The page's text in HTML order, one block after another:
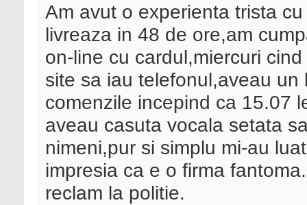
Am avut o experienta trista
livreaza in 48 de ore,am
on-line cu cardul,miercuri
site sa iau telefonul,aveau
comenzile incepind ca 15.07
aveau casuta vocala setata
nimeni,pur si simplu mi-au
impresia ca e o firma
reclam la politie.